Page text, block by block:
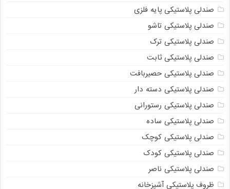
صندلی پلاستیکی پایه فلزی
صندلی پلاستیکی تاشو
صندلی پلاستیکی ترک
صندلی پلاستیکی ثابت
صندلی پلاستیکی حصیربافت
صندلی پلاستیکی دسته دار
صندلی پلاستیکی رستورانی
صندلی پلاستیکی ساده
صندلی پلاستیکی کوچک
صندلی پلاستیکی کودک
صندلی پلاستیکی ناصر
ظروف پلاستیکی آشپزخانه